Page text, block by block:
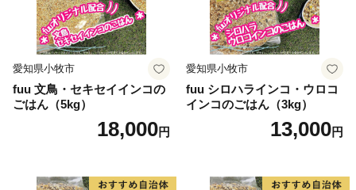
愛知県小牧市
fuu 文鳥・セキセイインコの
ごはん（5kg）
18,000円
愛知県小牧市
fuu シロハラインコ・ウロコ
インコのごはん（3kg）
13,000円